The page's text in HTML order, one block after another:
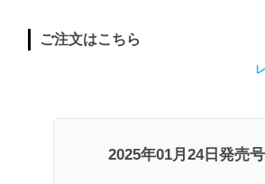
ご注文はこちら
2025年01月24日発売